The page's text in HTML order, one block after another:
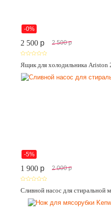
-0%
2 500 p 2 500 p
Ящик для холодильника
-5%
1 900 p 2 000 p
Сливной насос для